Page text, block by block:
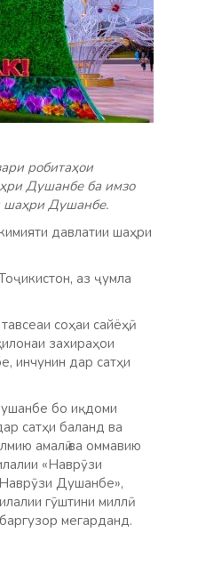
робитаҳои
Душанбе ба имзо
шаҳри Душанбе.
давлатии шаҳри
аз ҷумла
соҳаи сайёҳӣ,
захираҳои
инчунин дар сатҳи
бо иқдоми
сатҳи баланд ва
амалӣ ва оммавию
«Наврӯзи
Душанбе»,
гӯштини миллӣ
мегарданд.